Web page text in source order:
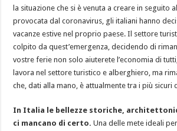
la situazione che si è venuta a creare in seguito
provocata dal coronavirus, gli italiani hanno
vacanze estive nel proprio paese. Il settore
colpito da quest’emergenza, decidendo di
vostre ferie non solo aiuterete l’economia di
lavora nel settore turistico e alberghiero, ma
che, dati alla mano, è attualmente tra i più sicuri
In Italia le bellezze storiche,
ci mancano di certo. Una delle mete ideali